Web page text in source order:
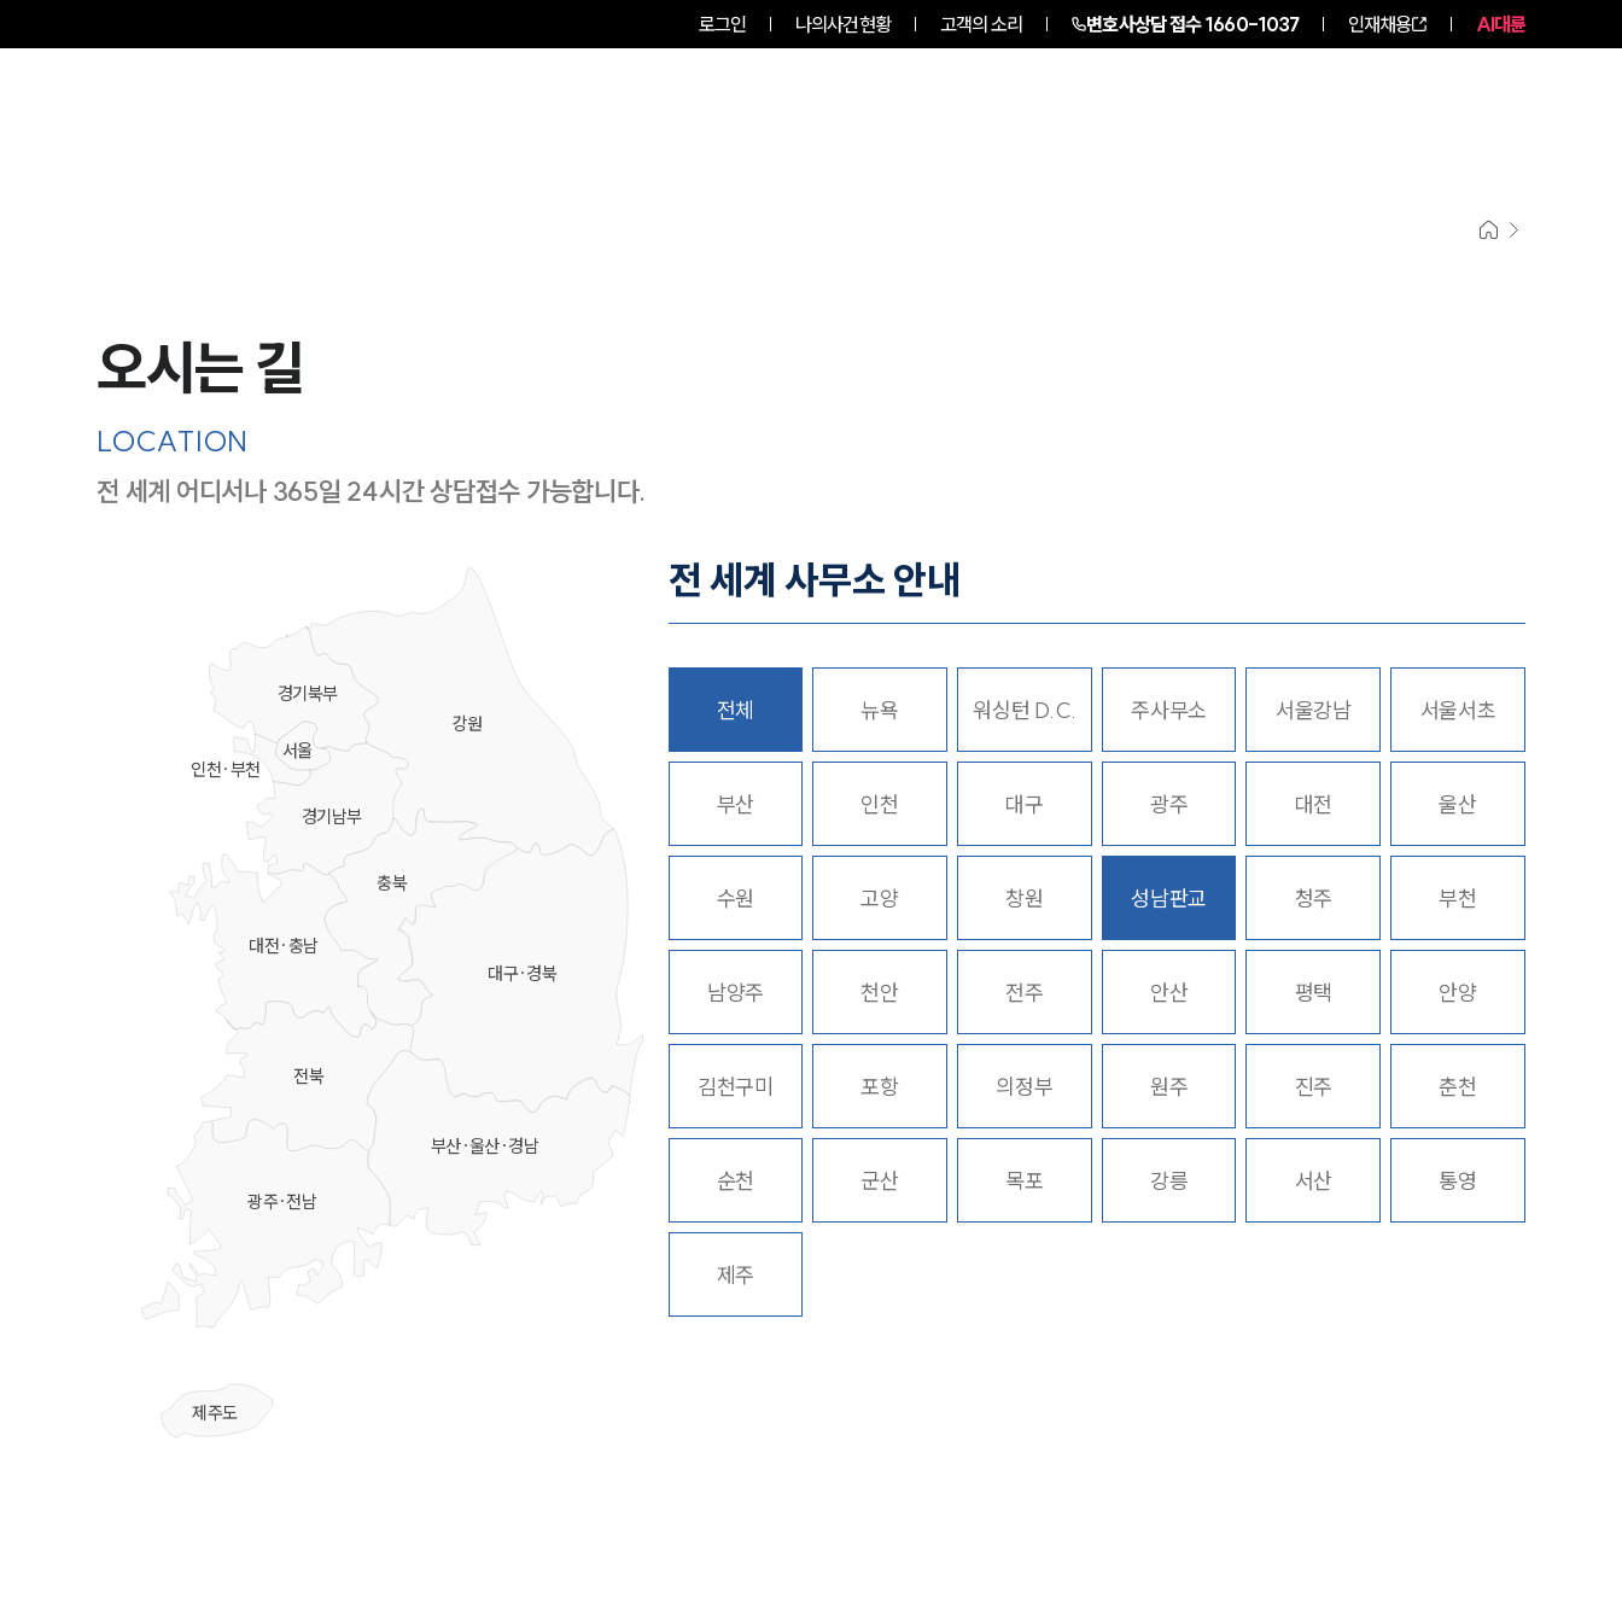
로그인 나의사건현황 고객의 소리 변호사상담 접수1660-1037 인재채용 AI대륜
대륜의 강점
기업의뢰인을 위한 장점
업무협력·법률자문 기업
오시는 길
글로벌 파트너 로펌
고객의 소리
통합검색
AI대륜
INSIGHT
주요 업무사례
기업 인사이트
사례분석/최신동향
오시는 길
LOCATION
전 세계 어디서나 365일 24시간 상담접수 가능합니다.
강원
충북
대전·충남
대구·경북
부산·울산·경남
전북
광주·전남
제주도
경기북부
경기남부
서울
인천·부천
전 세계 사무소 안내
전체 뉴욕 워싱턴 D.C. 주사무소 서울강남 서울서초
부산 인천 대구 광주 대전 울산
수원 고양 창원 성남판교 청주 부천
남양주 천안 전주 안산 평택 안양
김천구미 포항 의정부 원주 진주 춘천
순천 군산 목포 강릉 서산 통영
제주